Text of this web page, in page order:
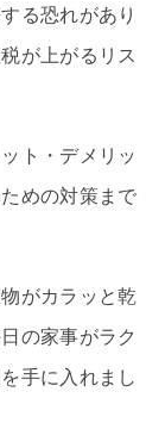
る恐れがあり
が上がるリス
ト・デメリッ
めの対策まで
がカラッと乾
の家事がラク
手に入れまし